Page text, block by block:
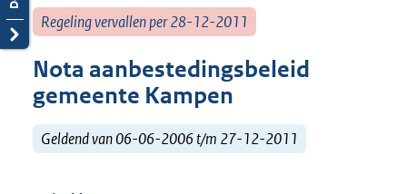
Regeling vervallen per 28-12-2011
Nota aanbestedingsbeleid
gemeente Kampen
Geldend van 06-06-2006 t/m 27-12-2011